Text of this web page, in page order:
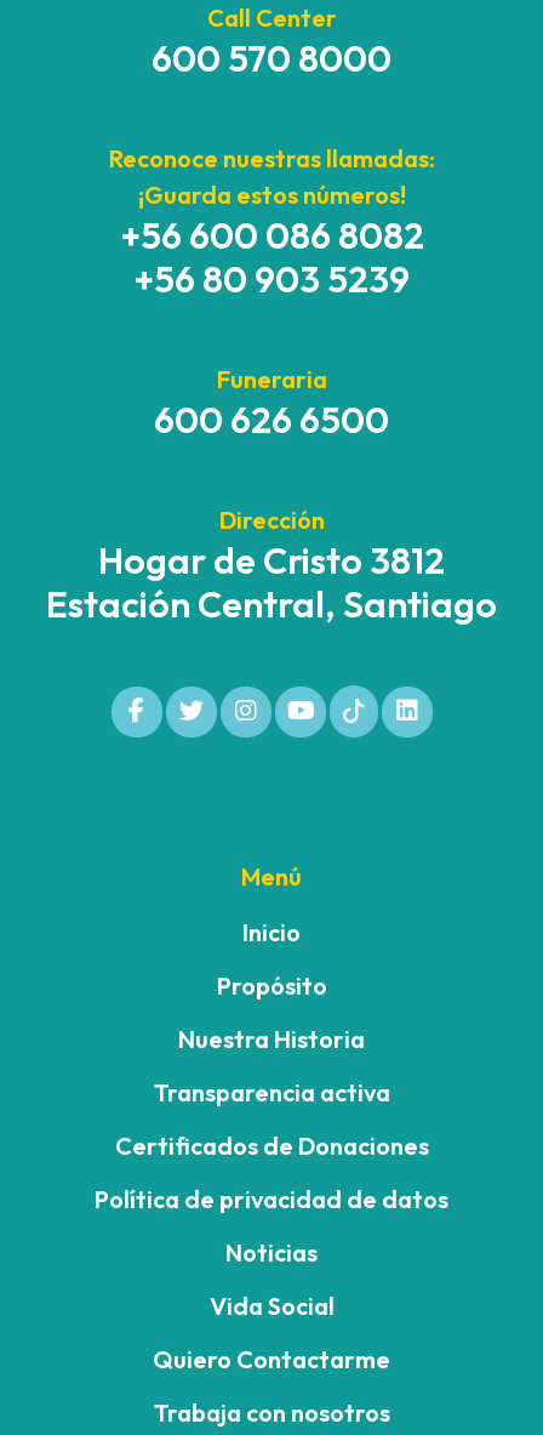
Call Center
600 570 8000
Reconoce nuestras llamadas:
¡Guarda estos números!
+56 600 086 8082
+56 80 903 5239
Funeraria
600 626 6500
Dirección
Hogar de Cristo 3812
Estación Central, Santiago
Menú
Inicio
Propósito
Nuestra Historia
Transparencia activa
Certificados de Donaciones
Política de privacidad de datos
Noticias
Vida Social
Quiero Contactarme
Trabaja con nosotros